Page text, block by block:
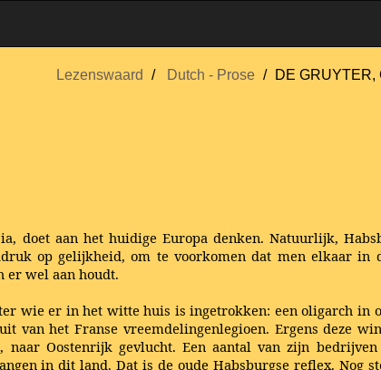
Lezenswaard Dutch - Prose DE GRUYTER,
doet aan het huidige Europa denken. Natuurlijk,
op gelijkheid, om te voorkomen dat men elkaar in
er wel aan houdt.
wie er in het witte huis is ingetrokken: een oligarch in
van het Franse vreemdelingenlegioen. Ergens deze
naar Oostenrijk gevlucht. Een aantal van zijn
in dit land. Dat is de oude Habsburgse reflex. Nog